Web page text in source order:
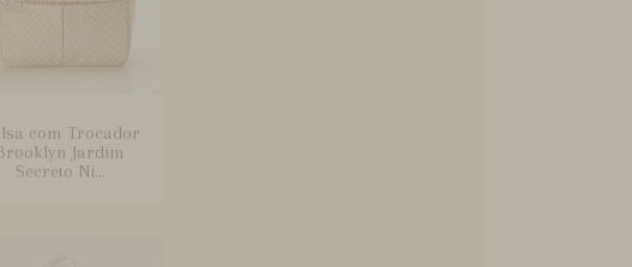
com Trocador
Jardim
Secreto Ni...